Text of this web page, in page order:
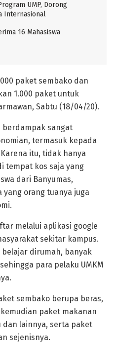
UMP, Dorong
Internasional
16 Mahasiswa
paket sembako dan
1.000 paket untuk
Sabtu (18/04/20).
berdampak sangat
termasuk kepada
itu, tidak hanya
tempat kos saja yang
dari Banyumas,
orang tuanya juga
melalui aplikasi google
sekitar kampus.
dirumah, banyak
para pelaku UMKM
sembako berupa beras,
paket makanan
dan lainnya, serta paket
sejenisnya.